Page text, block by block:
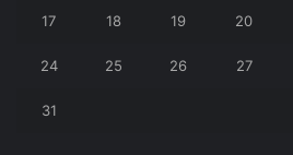
17 18 19 20
24 25 26 27
31